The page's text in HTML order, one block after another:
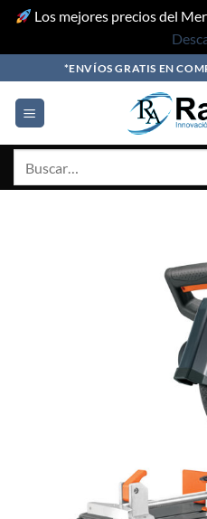
Los mejores precios del
to
content
*ENVÍOS GRATIS EN